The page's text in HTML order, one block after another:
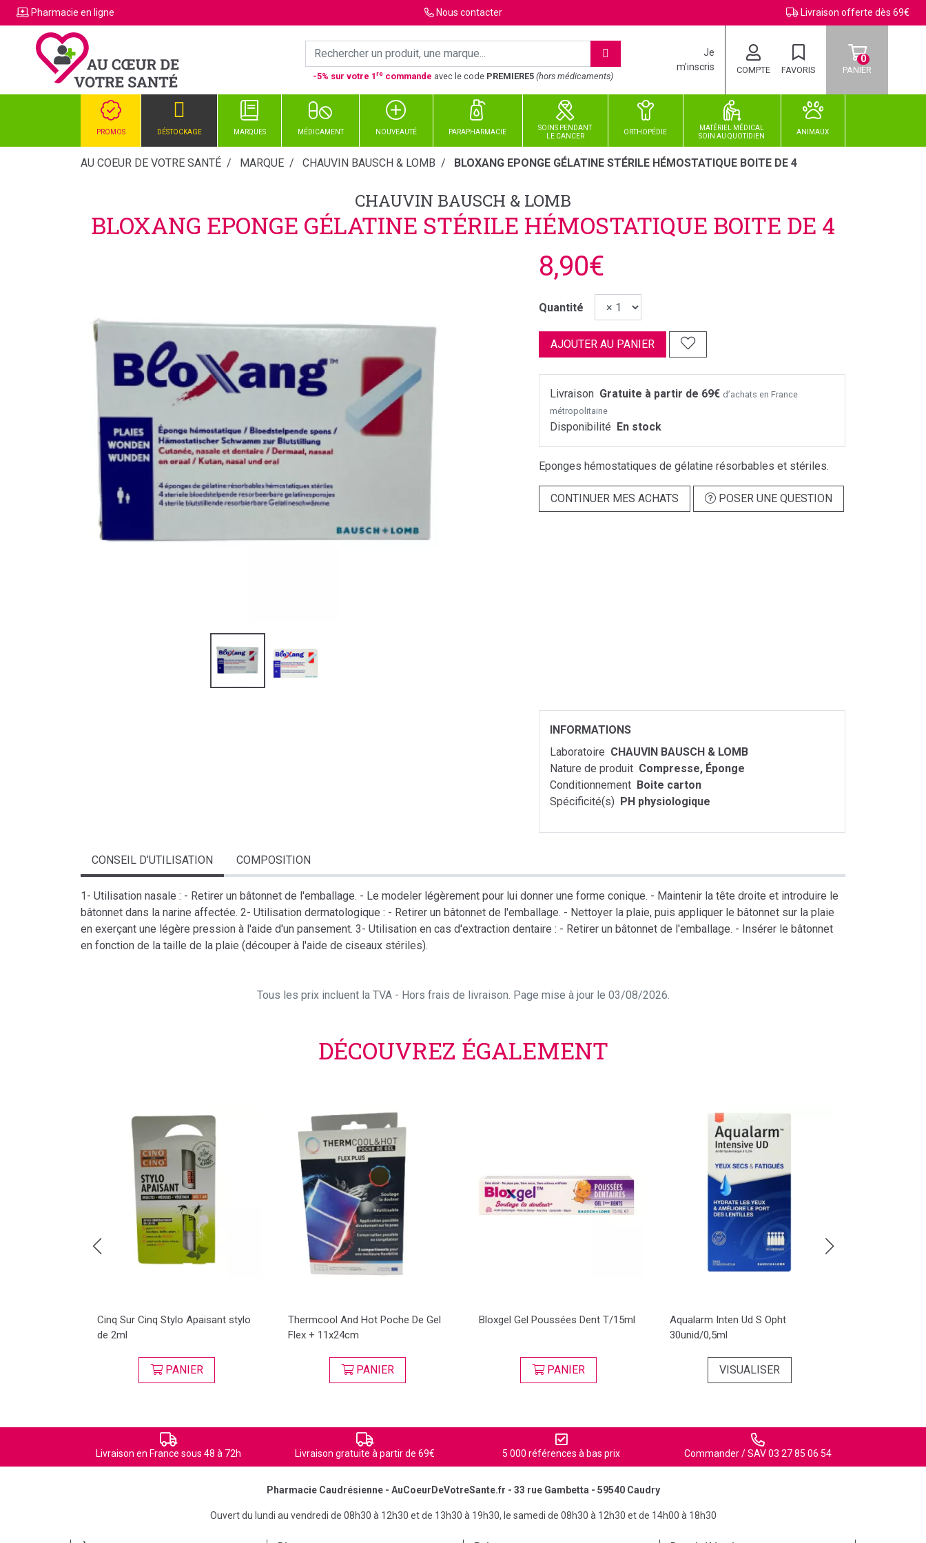
Pharmacie en ligne Nous contacter Livraison offerte dès 69€
-5% sur votre 1re commande avec le code PREMIERE5 (hors médicaments)
Je
m’inscris
COMPTE FAVORIS PANIER
0
PROMOS DÉSTOCKAGE MARQUES MÉDICAMENT NOUVEAUTÉ PARAPHARMACIE
SOINS PENDANT
LE CANCER
ORTHOPÉDIE
MATÉRIEL MÉDICAL
SOINAUQUOTIDIEN
ANIMAUX
AU COEUR DE VOTRE SANTÉ MARQUE CHAUVIN BAUSCH & LOMB BLOXANG EPONGE GÉLATINE STÉRILE HÉMOSTATIQUE BOITE DE 4
CHAUVIN BAUSCH & LOMB
BLOXANG EPONGE GÉLATINE STÉRILE HÉMOSTATIQUE BOITE DE 4
8,90€
Quantité
AJOUTER AU PANIER
Livraison Gratuite à partir de 69€ d’achats en France
métropolitaine
Disponibilité En stock
Eponges hémostatiques de gélatine résorbables et stériles.
CONTINUER MES ACHATS POSER UNE QUESTION
INFORMATIONS
Laboratoire CHAUVIN BAUSCH & LOMB
Nature de produit Compresse, Éponge
Conditionnement Boite carton
Spécificité(s) PH physiologique
CONSEIL D’UTILISATION COMPOSITION
1- Utilisation nasale : - Retirer un bâtonnet de l'emballage. - Le modeler légèrement pour lui donner une forme conique. - Maintenir la tête droite et introduire le
bâtonnet dans la narine affectée. 2- Utilisation dermatologique : - Retirer un bâtonnet de l'emballage. - Nettoyer la plaie, puis appliquer le bâtonnet sur la plaie
en exerçant une légère pression à l'aide d'un pansement. 3- Utilisation en cas d'extraction dentaire : - Retirer un bâtonnet de l'emballage. - Insérer le bâtonnet
en fonction de la taille de la plaie (découper à l'aide de ciseaux stériles).
Tous les prix incluent la TVA - Hors frais de livraison. Page mise à jour le 03/08/2026.
DÉCOUVREZ ÉGALEMENT
Cinq Sur Cinq Stylo Apaisant stylo
de 2ml
PANIER
Thermcool And Hot Poche De Gel
Flex + 11x24cm
PANIER
Bloxgel Gel Poussées Dent T/15ml
PANIER
Aqualarm Inten Ud S Opht
30unid/0,5ml
VISUALISER
Livraison en France sous 48 à 72h Livraison gratuite à partir de 69€ 5 000 références à bas prix Commander / SAV 03 27 85 06 54
Pharmacie Caudrésienne - AuCoeurDeVotreSante.fr - 33 rue Gambetta - 59540 Caudry
Ouvert du lundi au vendredi de 08h30 à 12h30 et de 13h30 à 19h30, le samedi de 08h30 à 12h30 et de 14h00 à 18h30